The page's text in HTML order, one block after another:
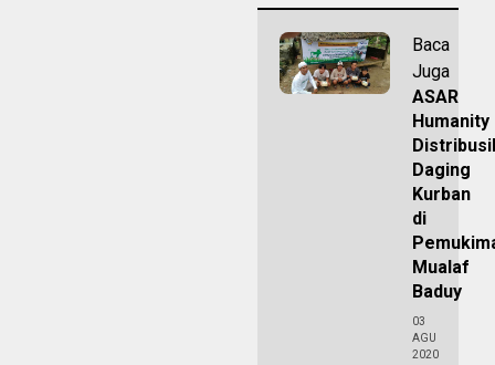
Baca
Juga
ASAR
Humanity
Daging
Kurban
di
Mualaf
Baduy
03
AGU
2020